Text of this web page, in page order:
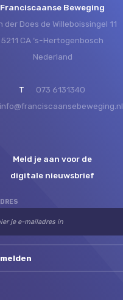
Franciscaanse Beweging
der Does de Willeboissingel 11
5211 CA ‘s-Hertogenbosch
Nederland
T
073 6131340
info@franciscaansebeweging.nl
Meld je aan voor de
digitale nieuwsbrief